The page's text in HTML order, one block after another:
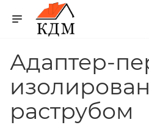
Адаптер-
раструбом